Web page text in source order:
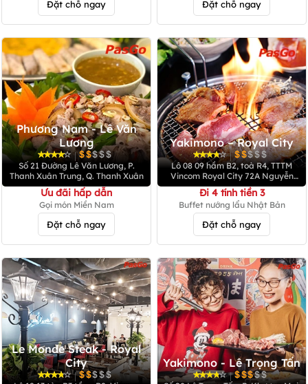
Đặt chỗ ngay Đặt chỗ ngay
Phương Nam - Lê Văn
Lương
|
Số 21 Đường Lê Văn Lương, P.
Thanh Xuân Trung, Q. Thanh Xuân
Ưu đãi hấp dẫn
Gọi món Miền Nam
Đặt chỗ ngay
Yakimono – Royal City
|
Lô 08 09 hầm B2, toà R4, TTTM
Vincom Royal City 72A Nguyễn
Trãi, Thanh Xuân, Hà Nội
Đi 4 tính tiền 3
Buffet nướng lẩu Nhật Bản
Đặt chỗ ngay
Le Monde Steak - Royal
City
|
Yakimono - Lê Trọng Tấn
|